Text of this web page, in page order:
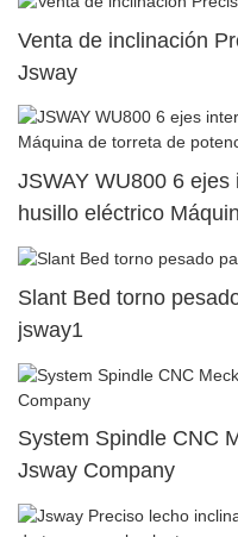
Venta de inclinación
Jsway
JSWAY WU800 6
husillo eléctrico
superior dual31
Slant Bed torno
jsway1
System Spindle CNC
Jsway Company